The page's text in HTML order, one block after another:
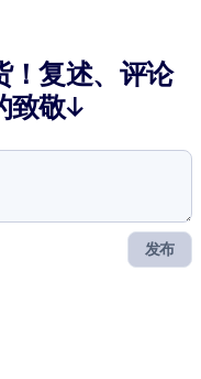
！复述、评论
致敬↓
发布